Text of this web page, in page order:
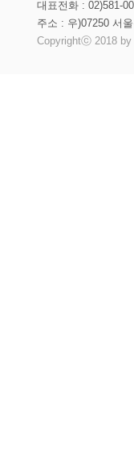
대표전화 : 02)581-
주소 : 우)07250 서
Copyrightⓒ 2018 by